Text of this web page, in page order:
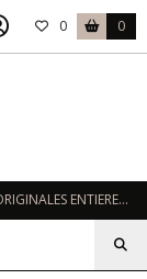
0 0
PLUS QU'UN VETEMENT, DES CREATIONS UNIQUES ET ORIGINALES ENTIEREMENT REALISEES A LA MAIN EN FRANCE